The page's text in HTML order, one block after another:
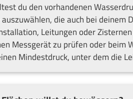
du den vorhandenen
die auch bei deinem
Leitungen oder
Messgerät zu prüfen oder beim
Mindestdruck, unter dem die